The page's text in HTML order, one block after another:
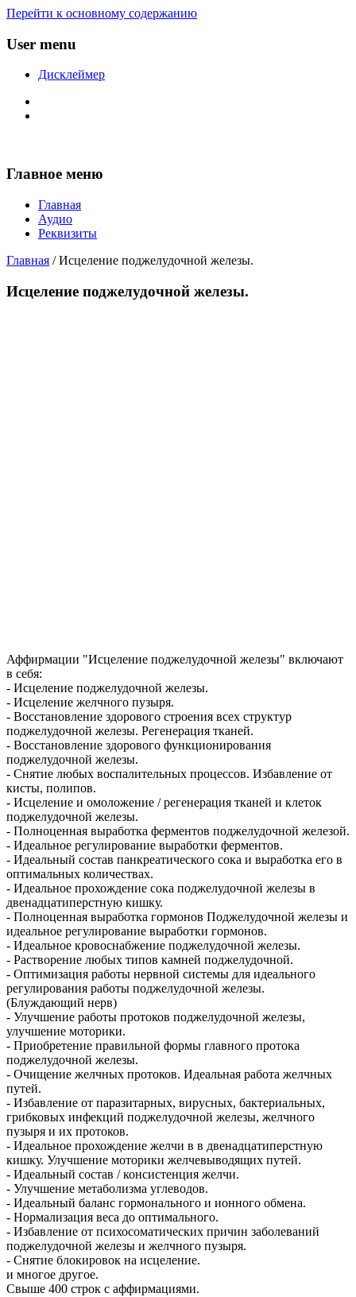
Перейти к основному содержанию
User menu
Дисклеймер
Главное меню
Главная
Аудио
Реквизиты
Главная / Исцеление поджелудочной железы.
Исцеление поджелудочной железы.
Аффирмации "Исцеление поджелудочной железы" включают
в себя:
- Исцеление поджелудочной железы.
- Исцеление желчного пузыря.
- Восстановление здорового строения всех структур
поджелудочной железы. Регенерация тканей.
- Восстановление здорового функционирования
поджелудочной железы.
- Снятие любых воспалительных процессов. Избавление от
кисты, полипов.
- Исцеление и омоложение / регенерация тканей и клеток
поджелудочной железы.
- Полноценная выработка ферментов поджелудочной железой.
- Идеальное регулирование выработки ферментов.
- Идеальный состав панкреатического сока и выработка его в
оптимальных количествах.
- Идеальное прохождение сока поджелудочной железы в
двенадцатиперстную кишку.
- Полноценная выработка гормонов Поджелудочной железы и
идеальное регулирование выработки гормонов.
- Идеальное кровоснабжение поджелудочной железы.
- Растворение любых типов камней поджелудочной.
- Оптимизация работы нервной системы для идеального
регулирования работы поджелудочной железы.
(Блуждающий нерв)
- Улучшение работы протоков поджелудочной железы,
улучшение моторики.
- Приобретение правильной формы главного протока
поджелудочной железы.
- Очищение желчных протоков. Идеальная работа желчных
путей.
- Избавление от паразитарных, вирусных, бактериальных,
грибковых инфекций поджелудочной железы, желчного
пузыря и их протоков.
- Идеальное прохождение желчи в в двенадцатиперстную
кишку. Улучшение моторики желчевыводящих путей.
- Идеальный состав / консистенция желчи.
- Улучшение метаболизма углеводов.
- Идеальный баланс гормонального и ионного обмена.
- Нормализация веса до оптимального.
- Избавление от психосоматических причин заболеваний
поджелудочной железы и желчного пузыря.
- Снятие блокировок на исцеление.
и многое другое.
Свыше 400 строк с аффирмациями.